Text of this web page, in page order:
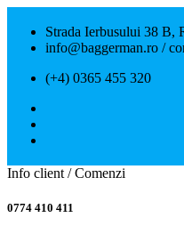
Strada Ierbusului 38 B,
info@baggerman.ro /
(+4) 0365 455 320
Info client / Comenzi
0774 410 411